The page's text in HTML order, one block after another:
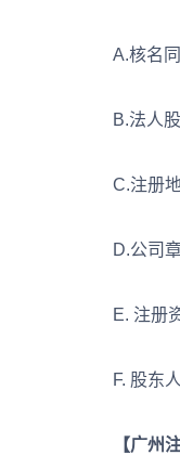
A.核名同
B.法人股
C.注册地
D.公司章
E. 注册
F. 股东
【广州注